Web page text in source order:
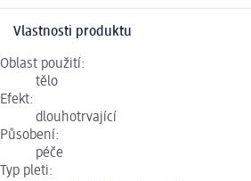
Vlastnosti produktu
Oblast použití:
tělo
Efekt:
dlouhotrvající
Působení:
péče
Typ pleti: